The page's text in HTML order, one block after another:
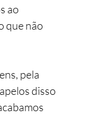
ao
que não
pela
disso